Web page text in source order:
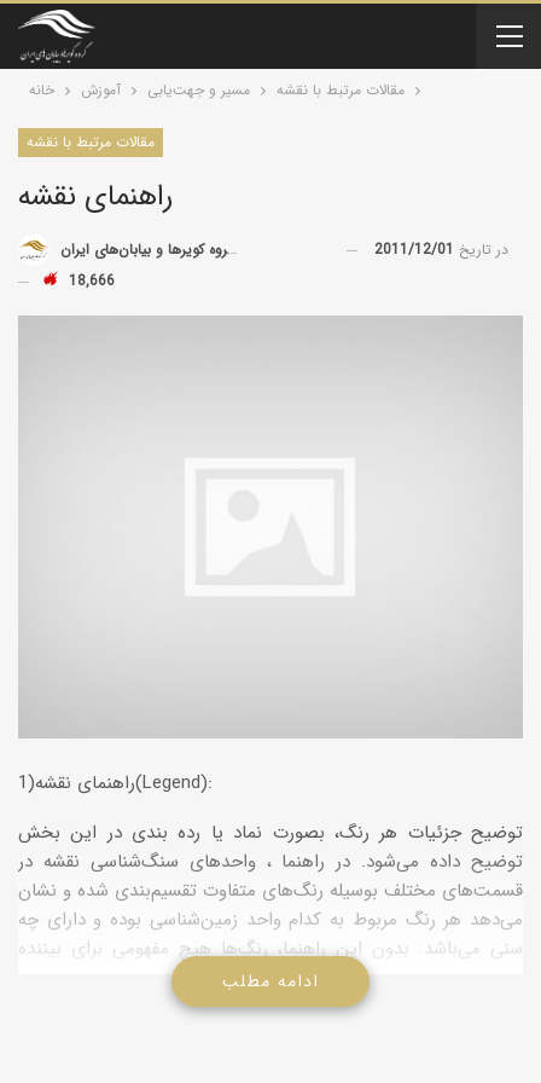
خانه آموزش مسیر و جهت‌یابی مقالات مرتبط با نقشه
مقالات مرتبط با نقشه
راهنمای نقشه
توسط گروه کویرها و بیابان‌های ایران در تاریخ 2011/12/01
18,666
1)راهنمای نقشه(Legend):
توضیح جزئیات هر رنگ، بصورت نماد یا رده بندی در این بخش
توضیح داده می‌شود. در راهنما ، واحدهای سنگ‌شناسی نقشه در
قسمت‌های مختلف بوسیله رنگ‌های متفاوت تقسیم‌بندی شده و نشان
می‌دهد هر رنگ مربوط به کدام واحد زمین‌شناسی بوده و دارای چه
سنی می‌باشد. بدون این راهنما، رنگ‌ها هیچ مفهومی برای بیننده
ادامه مطلب